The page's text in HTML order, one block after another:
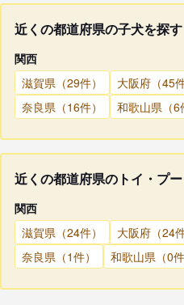
近くの都道府県の子犬を探す
関西
滋賀県（29件）
大阪府（45件
奈良県（16件）
和歌山県（6
近くの都道府県のトイ・プ
関西
滋賀県（24件）
大阪府（24件
奈良県（1件）
和歌山県（0件